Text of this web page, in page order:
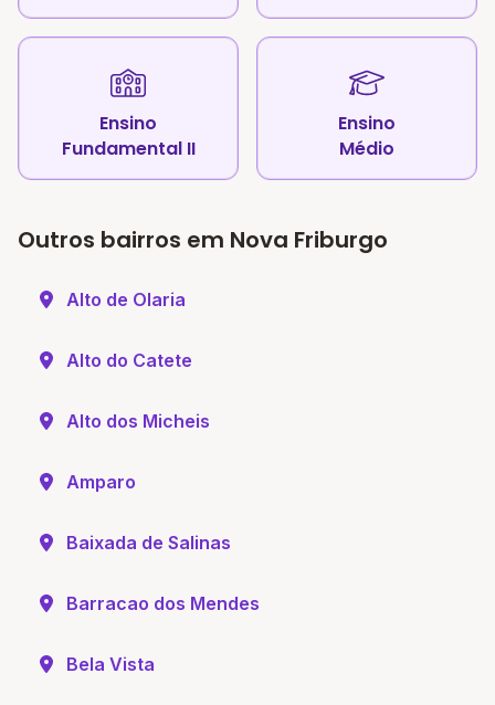
Ensino
Fundamental II
Ensino
Médio
Outros bairros em Nova Friburgo
Alto de Olaria
Alto do Catete
Alto dos Micheis
Amparo
Baixada de Salinas
Barracao dos Mendes
Bela Vista